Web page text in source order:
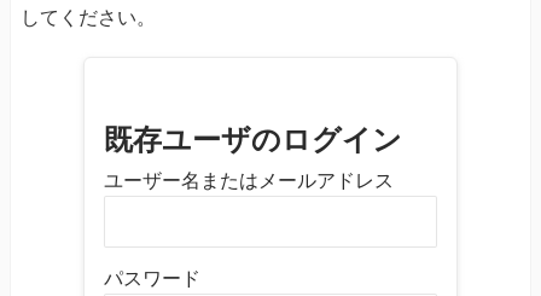
してください。
既存ユーザのログイン
ユーザー名またはメールアドレス
パスワード